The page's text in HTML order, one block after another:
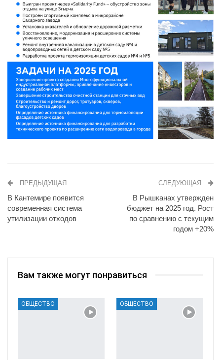
ПРЕДЫДУЩАЯ
В Кантемире появится
современная система
утилизации отходов
СЛЕДУЮЩАЯ
В Рышканах утвержден
бюджет на 2025 год. Рост
по сравнению с текущим
годом +20%
Вам также могут понравиться
ОБЩЕСТВО ОБЩЕСТВО